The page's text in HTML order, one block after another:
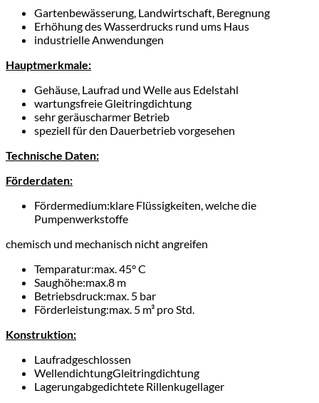
Gartenbewässerung, Landwirtschaft, Beregnung
Erhöhung des Wasserdrucks rund ums Haus
industrielle Anwendungen
Hauptmerkmale:
Gehäuse, Laufrad und Welle aus Edelstahl
wartungsfreie Gleitringdichtung
sehr geräuscharmer Betrieb
speziell für den Dauerbetrieb vorgesehen
Technische Daten:
Förderdaten:
Fördermedium:klare Flüssigkeiten, welche die
Pumpenwerkstoffe
chemisch und mechanisch nicht angreifen
Temparatur:max. 45° C
Saughöhe:max.8 m
Betriebsdruck:max. 5 bar
Förderleistung:max. 5 m³ pro Std.
Konstruktion:
Laufradgeschlossen
WellendichtungGleitringdichtung
Lagerungabgedichtete Rillenkugellager